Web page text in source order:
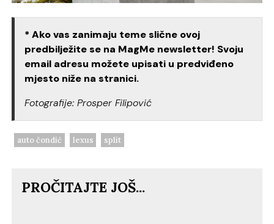
* Ako vas zanimaju teme slične ovoj
predbilježite se na MagMe newsletter! Svoju
email adresu možete upisati u predviđeno
mjesto niže na stranici.
Fotografije: Prosper Filipović
auto čondić lexus split
PROČITAJTE JOŠ...